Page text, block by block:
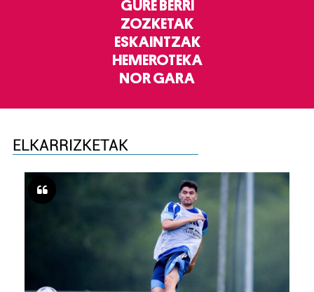
GURE BERRI
ZOZKETAK
ESKAINTZAK
HEMEROTEKA
NOR GARA
ELKARRIZKETAK